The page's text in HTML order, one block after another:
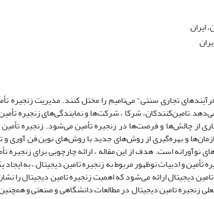
ایران
شرکا ، شرکت‌ها و نمایندگی‌های زنجیره
از چالش‌ها و فرصت‌ها در زنجیره تأمین می‌شود. زنجیره
و بهره‌گیری از روش‌های جدید با روش‌های نوین فن آوری و
از یک رویکرد ادبیات ، بر اساس عناصر اصلی صنعت 4.0 ، ابعاد زنجیره تأمین و ادبیات نوظهور مربوط به زنجیره تامین
دیجیتال ارائه می‌شود که اهمیت زنجیره تامین دیجیتال را
زنجیره تامین دیجیتال در مطالعات دانشگاهی و صنعتی و